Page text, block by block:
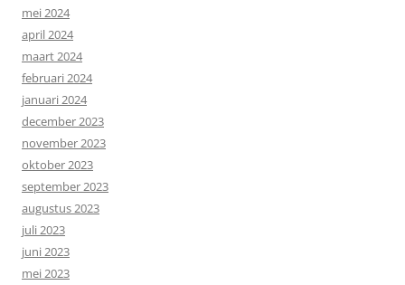
mei 2024
april 2024
maart 2024
februari 2024
januari 2024
december 2023
november 2023
oktober 2023
september 2023
augustus 2023
juli 2023
juni 2023
mei 2023